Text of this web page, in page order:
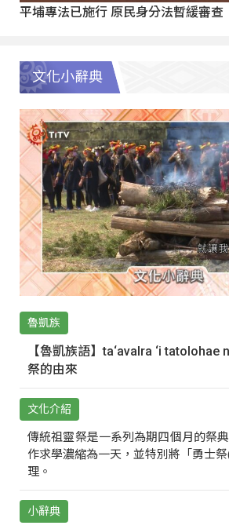
平埔專法已施行 原民身分法暫緩審查
文化小辭典
魯凱族
【魯凱族語】ta‘avalra ‘i tatolohae
祭的由來
文化介紹
傳統祖靈祭是一系列為期四個月的祭
作求學濃縮為一天，並特別將「勇士祭
理。
小辭典